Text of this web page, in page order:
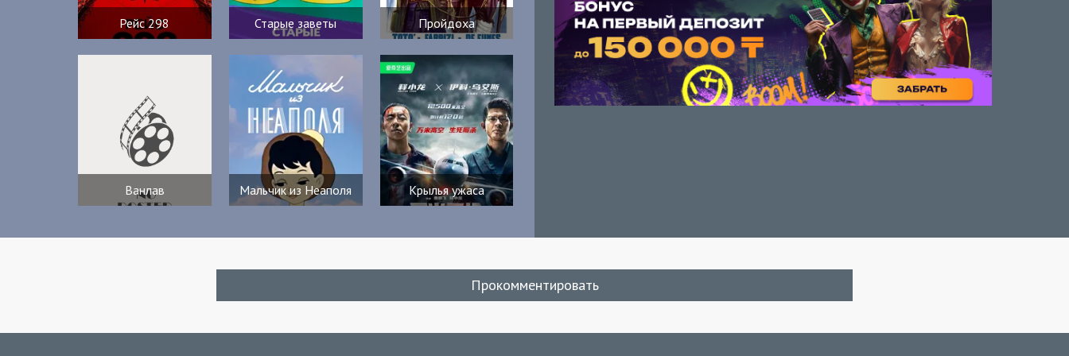
Рейс 298 Старые заветы Пройдоха
Ванлав Мальчик из Неаполя Крылья ужаса
Прокомментировать